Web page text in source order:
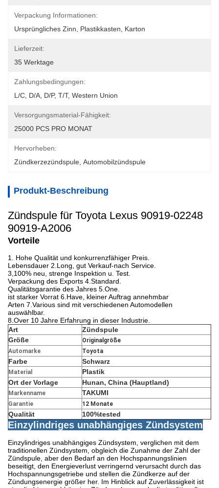
Verpackung Informationen:
Ursprüngliches Zinn, Plastikkasten, Karton
Lieferzeit:
35 Werktage
Zahlungsbedingungen:
L/C, D/A, D/P, T/T, Western Union
Versorgungsmaterial-Fähigkeit:
25000 PCS PRO MONAT
Hervorheben:
Zündkerzezündspule Automobilzündspule
Produkt-Beschreibung
Zündspule für Toyota Lexus 90919-02248
90919-A2006
Vorteile
1. Hohe Qualität und konkurrenzfähiger Preis.
Lebensdauer 2.Long, gut Verkauf-nach Service.
3,100% neu, strenge Inspektion u. Test.
Verpackung des Exports 4.Standard.
Qualitätsgarantie des Jahres 5.One.
ist starker Vorrat 6.Have, kleiner Auftrag annehmbar
Arten 7.Various sind mit verschiedenen Automodellen
auswählbar.
8.Over 10 Jahre Erfahrung in dieser Industrie.
Art
Zündspule
Größe
Originalgröße
Automarke
Toyota
Farbe Schwarz
Material
Plastik
Ort der Vorlage
Hunan, China (Hauptland)
Markenname TAKUMI
Garantie 12 Monate
Qualität 100%tested
Einzylindriges unabhängiges Zündsystem
Einzylindriges unabhängiges Zündsystem, verglichen mit dem
traditionellen Zündsystem, obgleich die Zunahme der Zahl der
Zündspule, aber den Bedarf an den Hochspannungslinien
beseitigt, den Energieverlust verringernd verursacht durch das
Hochspannungsgetriebe und stellen die Zündkerze auf der
Zündungsenergie größer her. Im Hinblick auf Zuverlässigkeit ist